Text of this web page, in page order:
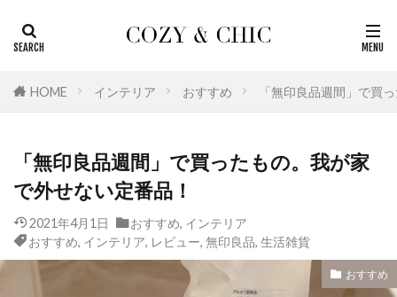
HOME インテリア おすすめ 「無印良品週間」で買
「無印良品週間」で買ったもの。我が家
で外せない定番品！
2021年4月1日 おすすめ, インテリア
おすすめ, インテリア, レビュー, 無印良品, 生活雑貨
おすすめ
カテゴリー
おしゃれ 北欧 生活雑貨
無印良品
浴室
洗面室
季節のもの
国内 名作
レビュー
おすすめ
リビング
リノベーション